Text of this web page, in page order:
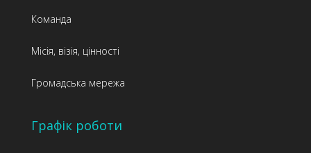
Команда
Місія, візія, цінності
Громадська мережа
Графік роботи